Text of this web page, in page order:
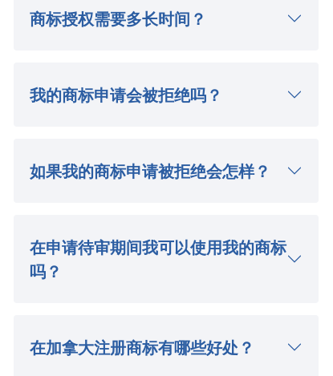
商标授权需要多长时间？
我的商标申请会被拒绝吗？
如果我的商标申请被拒绝会怎样？
在申请待审期间我可以使用我的商标
吗？
在加拿大注册商标有哪些好处？